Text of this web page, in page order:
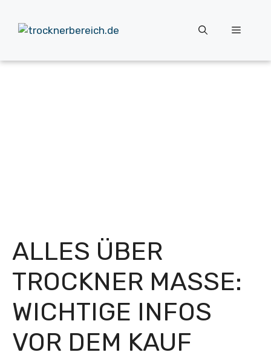
Inhalt
springen
Menü
ALLES ÜBER
TROCKNER MASSE: W
ICHTIGE INFOS V
OR DEM KAUF